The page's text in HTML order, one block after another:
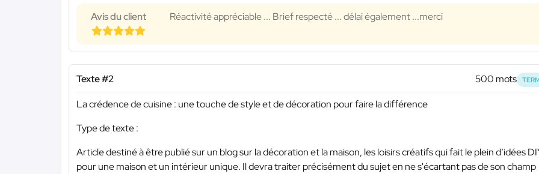
Avis du client Réactivité appréciable ... Brief respecté ... délai également ...merci
Texte #2 500 mots
La crédence de cuisine : une touche de style et de décoration pour faire la différence
Type de texte :
Article destiné à être publié sur un blog sur la décoration et la maison, les loisirs créatifs qui fait le plein d’idées
pour une maison et un intérieur unique. Il devra traiter précisément du sujet en ne s'écartant pas de son champ